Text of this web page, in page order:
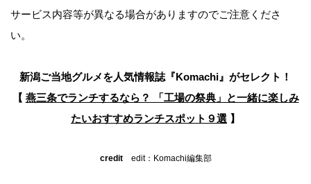
サービス内容等が異なる場合がありますのでご注意くださ
い。
新潟ご当地グルメを人気情報誌 『Komachi』がセレクト！
【 燕三条でランチするなら？ 「工場の祭典」と一緒に楽しみ
たいおすすめランチスポット９選 】
creditedit：Komachi編集部